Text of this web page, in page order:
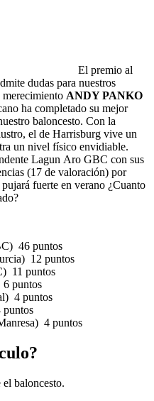
El premio al
dudas para nuestros
ANDY PANKO
ha completado su mejor
baloncesto. Con la
el de Harrisburg vive un
un nivel físico envidiable.
Lagun Aro GBC con sus
(17 de valoración) por
fuerte en verano ¿Cuanto
46 puntos
12 puntos
11 puntos
puntos
4 puntos
4 puntos
baloncesto.